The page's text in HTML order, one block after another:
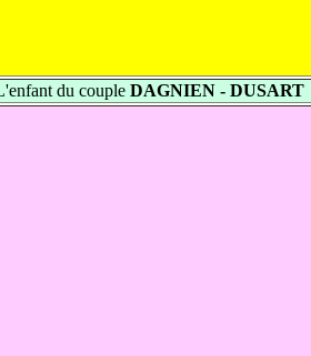
du couple DAGNIEN - DUSART